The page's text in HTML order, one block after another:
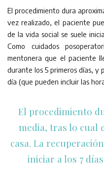
El procedimiento dura
vez realizado, el paciente
de la vida social se suele
Como cuidados
mentonera que el paciente
durante los 5 primeros días, y
día (que pueden incluir las
El procedimiento
media, tras lo cual
casa. La
iniciar a los 7